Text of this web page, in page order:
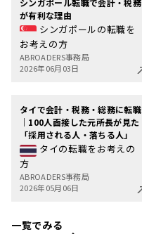
が有利な理由
シンガポールの転職を
お考えの方
ABROADERS事務局
2026年06月03日
タイで会計・税務・総務に転職
｜100人面接した元所長が見た
「採用される人・落ちる人」
タイの転職をお考えの
方
ABROADERS事務局
2026年05月06日
一覧でみる